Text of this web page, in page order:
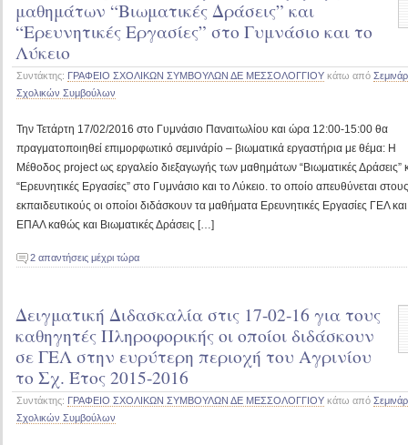
μαθημάτων “Βιωματικές Δράσεις” και
“Ερευνητικές Εργασίες” στο Γυμνάσιο και το
Λύκειο
Συντάκτης: ΓΡΑΦΕΙΟ ΣΧΟΛΙΚΩΝ ΣΥΜΒΟΥΛΩΝ ΔΕ ΜΕΣΣΟΛΟΓΓΙΟΥ κάτω από
Σχολικών Συμβούλων
Την Τετάρτη 17/02/2016 στο Γυμνάσιο Παναιτωλίου και ώρα 12:00-15:00 θα
πραγματοποιηθεί επιμορφωτικό σεμινάρίο – βιωματικά εργαστήρια με θέμα: Η
Μέθοδος project ως εργαλείο διεξαγωγής των μαθημάτων “Βιωματικές Δράσεις”
“Ερευνητικές Εργασίες” στο Γυμνάσιο και το Λύκειο. το οποίο απευθύνεται στους
εκπαιδευτικούς οι οποίοι διδάσκουν τα μαθήματα Ερευνητικές Εργασίες ΓΕΛ και
ΕΠΑΛ καθώς και Βιωματικές Δράσεις […]
2 απαντήσεις μέχρι τώρα
Δειγματική Διδασκαλία στις 17-02-16 για τους
καθηγητές Πληροφορικής οι οποίοι διδάσκουν
σε ΓΕΛ στην ευρύτερη περιοχή του Αγρινίου
το Σχ. Έτος 2015-2016
Συντάκτης: ΓΡΑΦΕΙΟ ΣΧΟΛΙΚΩΝ ΣΥΜΒΟΥΛΩΝ ΔΕ ΜΕΣΣΟΛΟΓΓΙΟΥ κάτω από
Σχολικών Συμβούλων